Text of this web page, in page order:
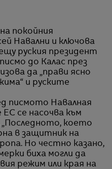
покойния
Навални и ключова
руския президент
до Калас през
да „прави ясно
и руските
писмото Навалная
ЕС се насочва към
„Последното, което
в защитник на
Но честно казано,
биха могли да
режим или края на